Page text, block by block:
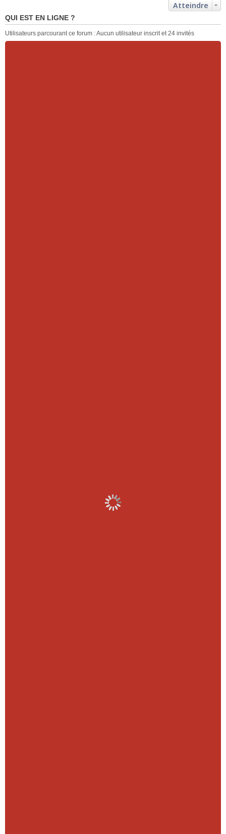
Atteindre
QUI EST EN LIGNE ?
Utilisateurs parcourant ce forum : Aucun utilisateur inscrit et 24 invités